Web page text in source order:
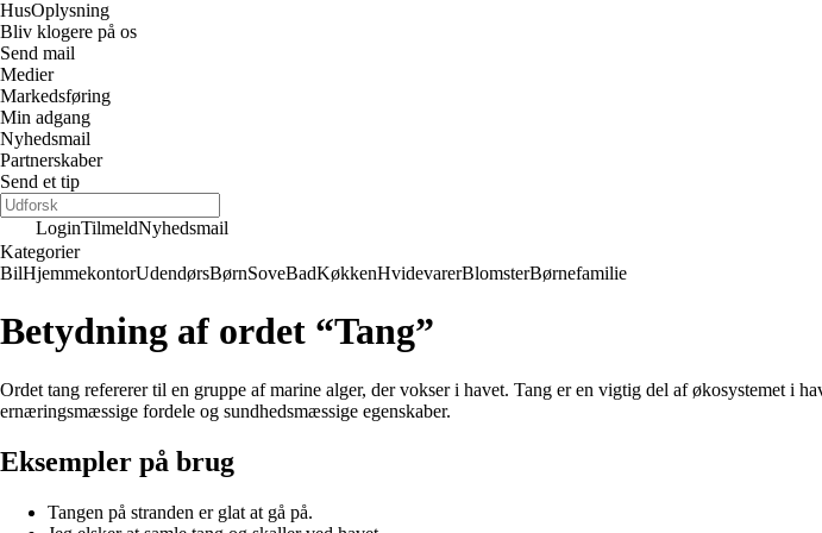
HusOplysning
Bliv klogere på os
Send mail
Medier
Markedsføring
Min adgang
Nyhedsmail
Partnerskaber
Send et tip
LoginTilmeldNyhedsmail
Kategorier
BilHjemmekontorUdendørsBørnSoveBadKøkkenHvidevarerBlomsterBørnefamilie
Betydning af ordet “Tang”
Ordet tang refererer til en gruppe af marine alger, der vokser i havet. Tang er en vigtig del af økosystemet i
ernæringsmæssige fordele og sundhedsmæssige egenskaber.
Eksempler på brug
Tangen på stranden er glat at gå på.